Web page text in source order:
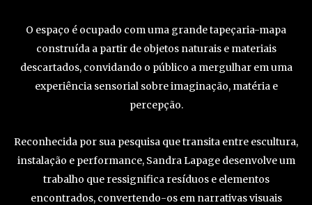
O espaço é ocupado com uma grande tapeçaria-mapa
construída a partir de objetos naturais e materiais
descartados, convidando o público a mergulhar em uma
experiência sensorial sobre imaginação, matéria e
percepção.
Reconhecida por sua pesquisa que transita entre escultura,
instalação e performance, Sandra Lapage desenvolve um
trabalho que ressignifica resíduos e elementos
encontrados, convertendo-os em narrativas visuais